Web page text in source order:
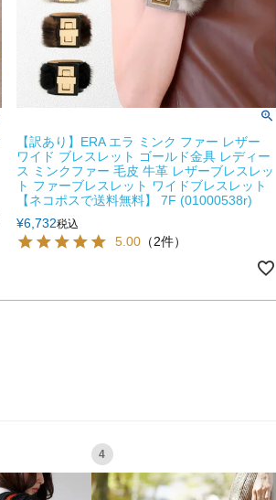
【訳あり】ERA エラ ミンク ファー レザー
ワイド ブレスレット ゴールド金具 レディー
ス ミンクファー 毛皮 牛革 レザーブレスレッ
ト ファーブレスレット ワイドブレスレット
【ネコポスで送料無料】 7F (01000538r)
¥6,732税込
5.00 （2件）
4